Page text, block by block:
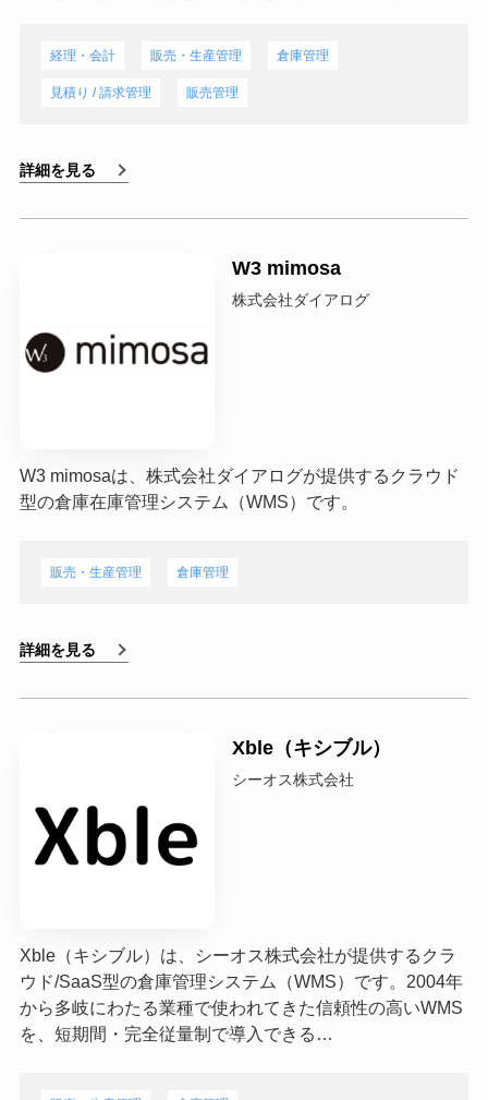
経理・会計 販売・生産管理 倉庫管理
見積り / 請求管理 販売管理
詳細を見る
W3 mimosa
株式会社ダイアログ
W3 mimosaは、株式会社ダイアログが提供するクラウド
型の倉庫在庫管理システム（WMS）です。
販売・生産管理 倉庫管理
詳細を見る
Xble（キシブル）
シーオス株式会社
Xble（キシブル）は、シーオス株式会社が提供するクラ
ウド/SaaS型の倉庫管理システム（WMS）です。2004年
から多岐にわたる業種で使われてきた信頼性の高いWMS
を、短期間・完全従量制で導入できる…